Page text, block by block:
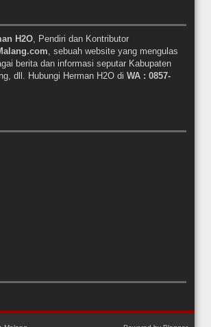
H2O, Pendiri dan Kontributor
, sebuah website yang mengulas
berita dan informasi seputar Kabupaten
dll. Hubungi Herman H2O di WA : 0857-